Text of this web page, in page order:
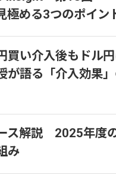
極める3つのポイン
買い介入後もドル
が語る「介入効果
ス解説 2025年度
み